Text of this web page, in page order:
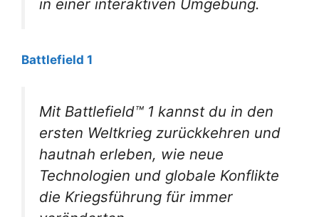
in einer interaktiven Umgebung.
Battlefield 1
Mit Battlefield™ 1 kannst du in den
ersten Weltkrieg zurückkehren und
hautnah erleben, wie neue
Technologien und globale Konflikte
die Kriegsführung für immer